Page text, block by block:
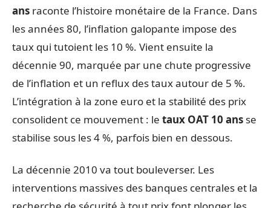
ans raconte l’histoire monétaire de la France. Dans
les années 80, l’inflation galopante impose des
taux qui tutoient les 10 %. Vient ensuite la
décennie 90, marquée par une chute progressive
de l’inflation et un reflux des taux autour de 5 %.
L’intégration à la zone euro et la stabilité des prix
consolident ce mouvement : le taux OAT 10 ans se
stabilise sous les 4 %, parfois bien en dessous.
La décennie 2010 va tout bouleverser. Les
interventions massives des banques centrales et la